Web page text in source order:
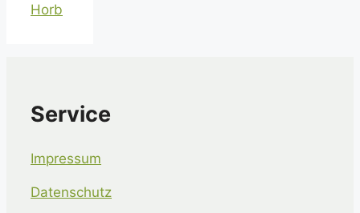
Horb
Service
Impressum
Datenschutz